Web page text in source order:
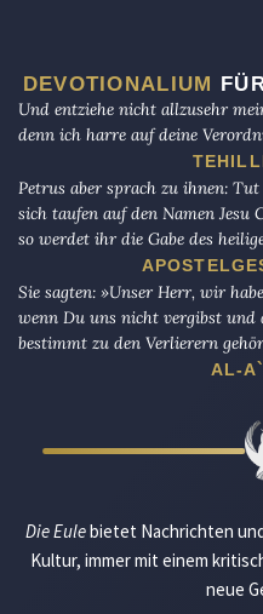
DEVOTIONALIUM
Und entziehe nicht allzusehr
denn ich harre auf deine
Petrus aber sprach zu ihnen:
sich taufen auf den Namen Jesu
so werdet ihr die Gabe des
Sie sagten: »Unser Herr, wir
wenn Du uns nicht vergibst
bestimmt zu den Verlierern
AL-
Die Eulebietet Nachrichten
Kultur, immer mit einem
neue